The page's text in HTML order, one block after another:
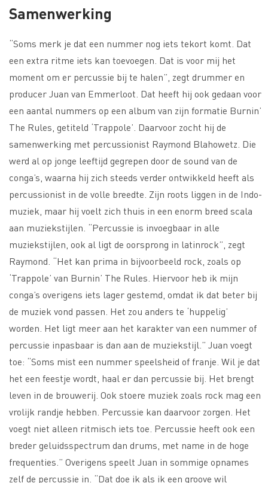
Samenwerking
“Soms merk je dat een nummer nog iets tekort komt. Dat
een extra ritme iets kan toevoegen. Dat is voor mij het
moment om er percussie bij te halen”, zegt drummer en
producer Juan van Emmerloot. Dat heeft hij ook gedaan voor
een aantal nummers op een album van zijn formatie Burnin’
The Rules, getiteld ‘Trappole’. Daarvoor zocht hij de
samenwerking met percussionist Raymond Blahowetz. Die
werd al op jonge leeftijd gegrepen door de sound van de
conga’s, waarna hij zich steeds verder ontwikkeld heeft als
percussionist in de volle breedte. Zijn roots liggen in de Indo-
muziek, maar hij voelt zich thuis in een enorm breed scala
aan muziekstijlen. “Percussie is invoegbaar in alle
muziekstijlen, ook al ligt de oorsprong in latinrock”, zegt
Raymond. “Het kan prima in bijvoorbeeld rock, zoals op
‘Trappole’ van Burnin’ The Rules. Hiervoor heb ik mijn
conga’s overigens iets lager gestemd, omdat ik dat beter bij
de muziek vond passen. Het zou anders te ‘huppelig’
worden. Het ligt meer aan het karakter van een nummer of
percussie inpasbaar is dan aan de muziekstijl.” Juan voegt
toe: “Soms mist een nummer speelsheid of franje. Wil je dat
het een feestje wordt, haal er dan percussie bij. Het brengt
leven in de brouwerij. Ook stoere muziek zoals rock mag een
vrolijk randje hebben. Percussie kan daarvoor zorgen. Het
voegt niet alleen ritmisch iets toe. Percussie heeft ook een
breder geluidsspectrum dan drums, met name in de hoge
frequenties.” Overigens speelt Juan in sommige opnames
zelf de percussie in. “Dat doe ik als ik een groove wil